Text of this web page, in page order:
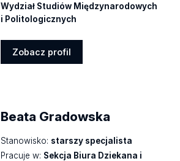
Wydział Studiów Międzynarodowych
i Politologicznych
Zobacz profil
Beata Gradowska
Stanowisko: starszy specjalista
Pracuje w: Sekcja Biura Dziekana i